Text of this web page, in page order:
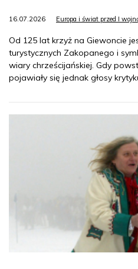
16.07.2026 Europa i świat przed I
Od 125 lat krzyż na Giewoncie
turystycznych Zakopanego i
wiary chrześcijańskiej. Gdy
pojawiały się jednak głosy